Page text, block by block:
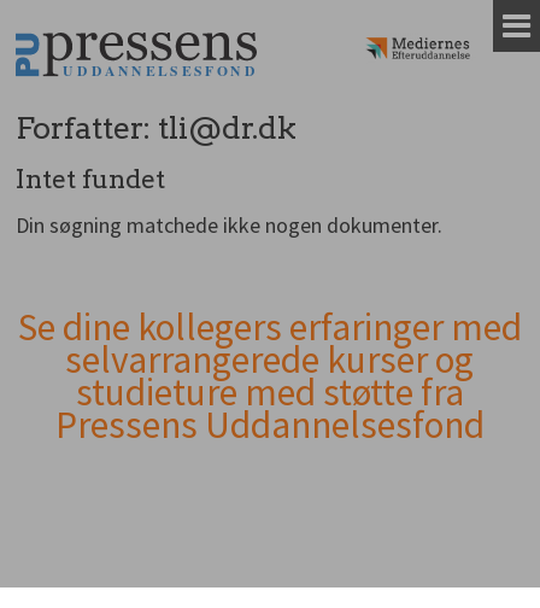
til
indhold
Forfatter: tli@dr.dk
Intet fundet
Din søgning matchede ikke nogen dokumenter.
Andet
indhold
Se dine kollegers erfaringer med
selvarrangerede kurser og
studieture med støtte fra
Pressens Uddannelsesfond